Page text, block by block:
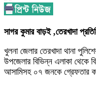
সাগর কুমার বাড়ই ,তেরখাদা
খুলনা জেলার তেরখাদা থানা
উপজেলার বিভিন্ন এলাকা থেকে
আসামিসহ ০৭ জনকে গ্রেফতার